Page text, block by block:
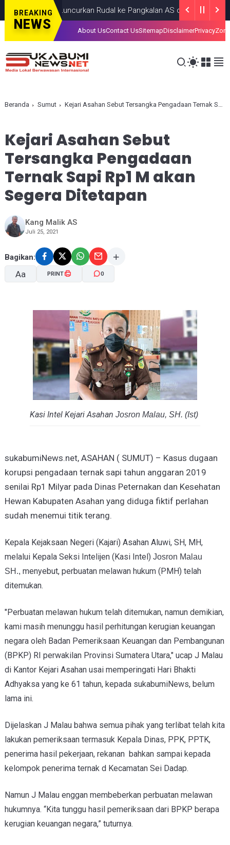
BREAKING
NEWS
Iran Luncurkan Rudal ke Pangkalan AS di Lima Negara Teluk
About UsContact UsSitemapDisclaimerPrivacy
Beranda Sumut Kejari Asahan Sebut Tersangka Pengadaan Ternak Sapi Rp1 M akan Segera Ditetapan
Kejari Asahan Sebut
Tersangka Pengadaan
Ternak Sapi Rp1 M akan
Segera Ditetapan
Kang Malik AS
Juli 25, 2021
Bagikan:
Aa
A- A+
PRINT 0
Kasi Intel Kejari Asahan Josron Malau, SH. (Ist)
sukabumiNews.net, ASAHAN ( SUMUT) – Kasus dugaan
korupsi pengadaan ternak sapi tahun anggaran 2019
senilai Rp1 Milyar pada Dinas Peternakan dan Kesehatan
Hewan Kabupaten Asahan yang diduga fiktif perlahan
sudah menemui titik terang.
Kepala Kejaksaan Negeri (Kajari) Asahan Aluwi, SH, MH,
melalui Kepala Seksi Intelijen (Kasi Intel) Josron Malau
SH., menyebut, perbuatan melawan hukum (PMH) telah
ditemukan.
"Perbuatan melawan hukum telah ditemukan, namun demikian,
kami masih menunggu hasil perhitungan kerugian keuangan
negara oleh Badan Pemeriksaan Keuangan dan Pembangunan
(BPKP) RI perwakilan Provinsi Sumatera Utara," ucap J Malau
di Kantor Kejari Asahan usai memperingati Hari Bhakti
Adhyaksa yang ke 61 tahun, kepada sukabumiNews, belum
lama ini.
Dijelaskan J Malau bahwa semua pihak yang terlibat telah kita
lakukan pemeriksaan termasuk Kepala Dinas, PPK, PPTK,
penerima hasil pekerjaan, rekanan bahkan sampai kepada
kelompok penerima ternak d Kecamatan Sei Dadap.
Namun J Malau enggan membeberkan perbuatan melawan
hukumnya. “Kita tunggu hasil pemeriksaan dari BPKP berapa
kerugian keuangan negara,” tuturnya.